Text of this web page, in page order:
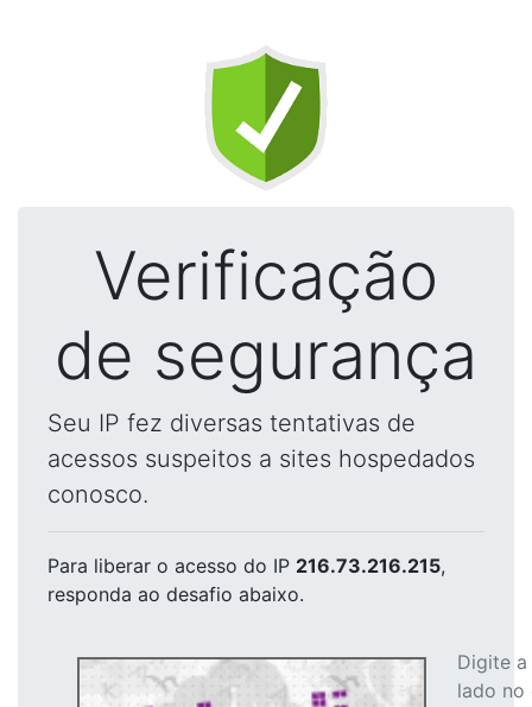
Verificação
de segurança
Seu IP fez diversas tentativas de
acessos suspeitos a sites hospedados
conosco.
Para liberar o acesso do IP 216.73.216.215,
responda ao desafio abaixo.
Digite
lado no